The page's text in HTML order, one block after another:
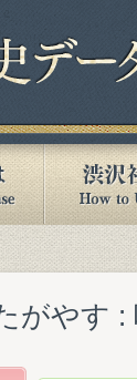
がやす :